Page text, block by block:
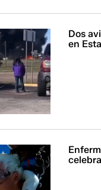
Dos
en